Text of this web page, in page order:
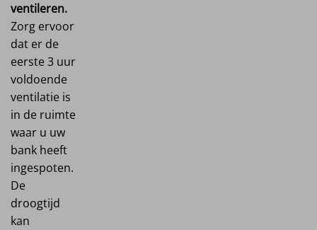
ventileren.
Zorg ervoor
dat er de
eerste 3 uur
voldoende
ventilatie is
in de ruimte
waar u uw
bank heeft
ingespoten.
De
droogtijd
kan